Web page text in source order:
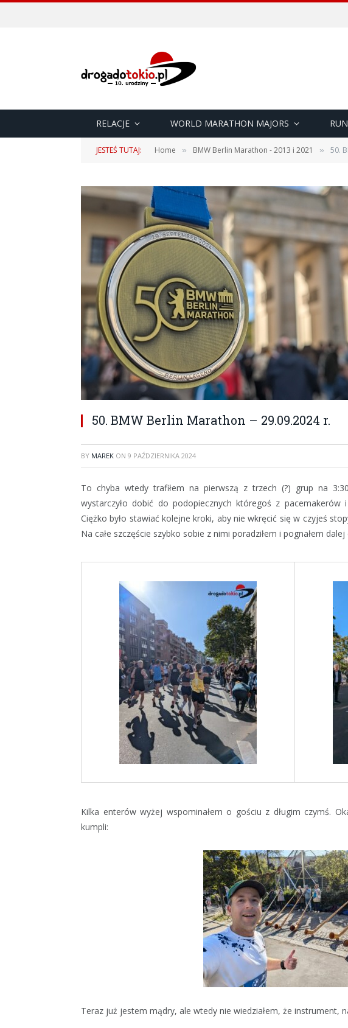
RELACJE WORLD MARATHON MAJORS
JESTEŚ TUTAJ: Home » BMW Berlin Marathon - 2013 i 2021 » 50.
50. BMW Berlin Marathon – 29.09.2024 r.
BY MAREK ON 9 PAŹDZIERNIKA 2024
To chyba wtedy trafiłem na pierwszą z trzech (?) grup na
wystarczyło dobić do podopiecznych któregoś z pacemakerów
Ciężko było stawiać kolejne kroki, aby nie wkręcić się w czyjeś
Na całe szczęście szybko sobie z nimi poradziłem i pognałem
Kilka enterów wyżej wspominałem o gościu z długim czymś.
kumpli:
Teraz już jestem mądry, ale wtedy nie wiedziałem, że instrument,